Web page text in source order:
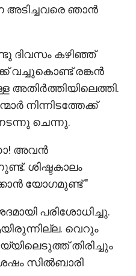
അടിച്ചവരെ ഞാൻ
ദിവസം കഴിഞ്ഞ്
വച്ചുകൊണ്ട് രങ്കൻ
അതിർത്തിയിലെത്തി.
നിന്നിടത്തേക്ക്
ചെന്നു.
അവൻ
ശിഷ്ടകാലം
യോഗമുണ്ട് "
പരിശോധിച്ചു.
വെറും
തിരിച്ചും
സിൽബാരി